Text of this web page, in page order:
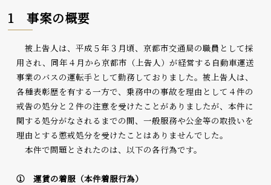
1 事案の概要
被上告人は、平成５年３月頃、京都市交通局の職員として採
用され、同年４月から京都市（上告人）が経営する自動車運送
事業のバスの運転手として勤務しておりました。被上告人は、
各種表彰歴を有する一方で、乗務中の事故を理由として４件の
戒告の処分と２件の注意を受けたことがありましたが、本件に
関する処分がなされるまでの間、一般服務や公金等の取扱いを
理由とする懲戒処分を受けたことはありませんでした。
本件で問題とされたのは、以下の各行為です。
① 運賃の着服（本件着服行為）